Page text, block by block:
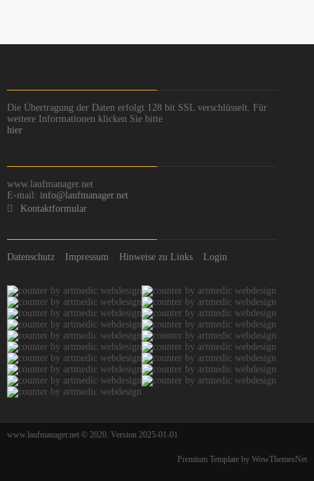
Die Übertragung der Daten erfolgt 128 bit SSL verschlüsselt. Für
weitere Informationen klicken Sie bitte
hier
www.laufmanager.net
E-mail: info@laufmanager.net
Kontaktformular
Datenschutz Impressum Hinweise zu Links Login
www.laufmanager.net © 2020. Version 2025-01-01
Premium Template by WowThemesNet